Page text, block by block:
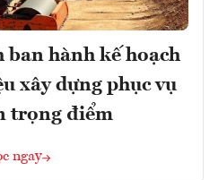
hành kế hoạch
xây dựng phục vụ
trọng điểm
ngay